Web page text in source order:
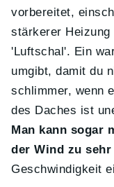
vorbereitet,
stärkerer Heizung
'Luftschal'. Ein
umgibt, damit du
schlimmer, wenn
des Daches ist
Man kann sogar
der Wind zu
Geschwindigkeit